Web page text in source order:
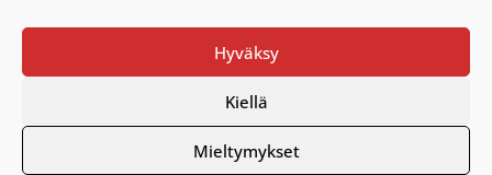
Hyväksy
Kiellä
Mieltymykset
Instagram